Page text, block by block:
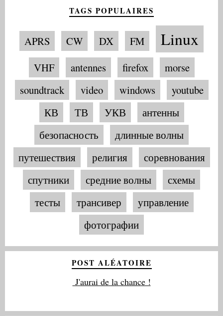
TAGS POPULAIRES
APRS CW DX FM Linux
VHF antennes firefox
morse
soundtrack
video windows
youtube
КВ
ТВ УКВ
антенны
безопасность
длинные волны
путешествия
религия
соревнования
спутники
средние волны
схемы
тесты
трансивер
управление
фотографии
POST ALÉATOIRE
J'aurai de la chance !